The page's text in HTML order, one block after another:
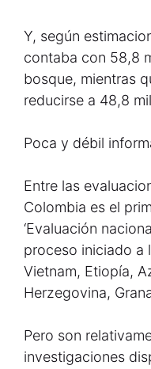
Y, según
contaba con 58,8
bosque, mientras
reducirse a 48,8
Poca y débil
Entre las
Colombia es el
‘Evaluación
proceso iniciado a
Vietnam, Etiopía,
Herzegovina,
Pero son
investigaciones